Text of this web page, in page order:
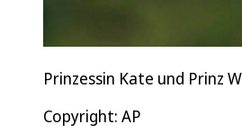
Prinzessin Kate und Prinz
Copyright: AP